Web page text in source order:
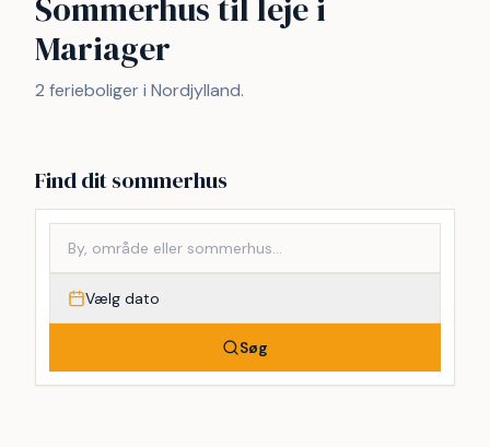
Sommerhus til leje i
Mariager
2 ferieboliger i Nordjylland.
Find dit sommerhus
Vælg dato
Søg